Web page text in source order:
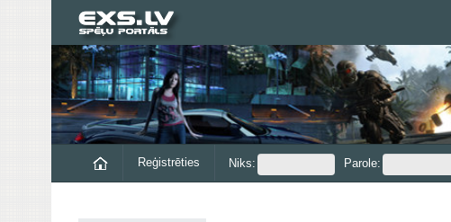
Reģistrēties Niks: Parole: